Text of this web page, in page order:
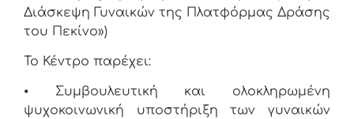
Διάσκεψη Γυναικών της Πλατφόρμας Δράσης
του Πεκίνο»)
Το Κέντρο παρέχει:
⦁ Συμβουλευτική και ολοκληρωμένη
ψυχοκοινωνική υποστήριξη των γυναικών